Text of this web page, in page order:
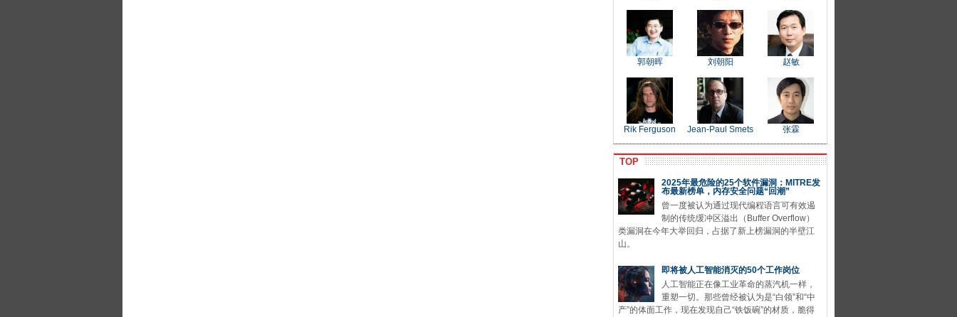
郭朝晖 刘朝阳 赵敏
Rik Ferguson Jean-Paul Smets 张霖
TOP
2025年最危险的25个软件漏洞：MITRE发
布最新榜单，内存安全问题“回潮”
曾一度被认为通过现代编程语言可有效遏
制的传统缓冲区溢出（Buffer Overflow）
类漏洞在今年大举回归，占据了新上榜漏洞的半壁江
山。
即将被人工智能消灭的50个工作岗位
人工智能正在像工业革命的蒸汽机一样，
重塑一切。那些曾经被认为是“白领”和“中
产”的体面工作，现在发现自己“铁饭碗”的材质，脆得